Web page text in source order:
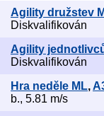
Agility družstev
Diskvalifikován
Agility
Diskvalifikován
Hra neděle ML,
b., 5.81 m/s